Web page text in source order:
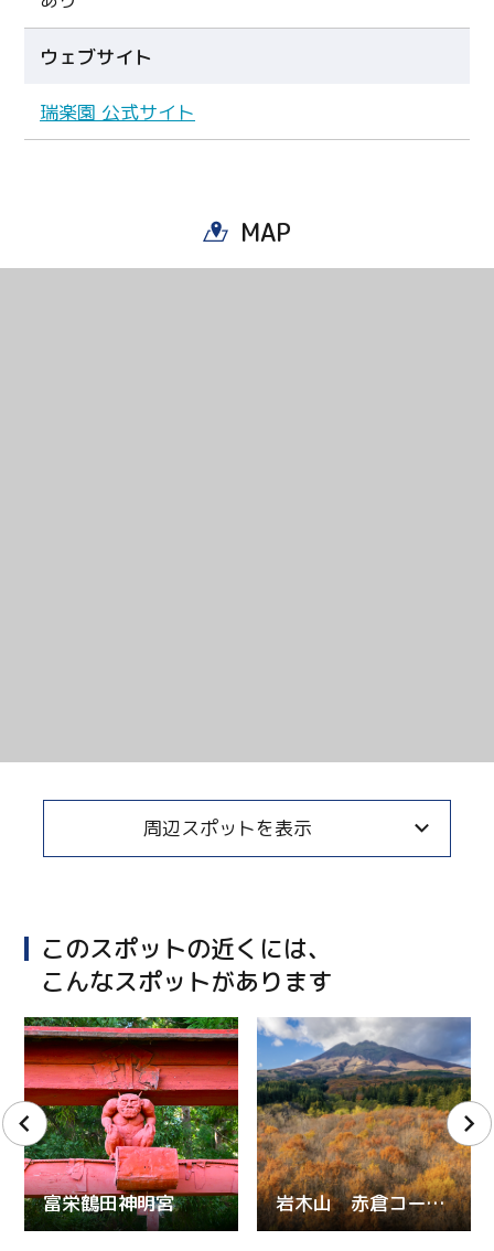
ウェブサイト
瑞楽園 公式サイト
MAP
周辺スポットを表示
このスポットの近くには、
こんなスポットがあります
富栄鶴田神明宮 岩木山 赤倉コース登山道